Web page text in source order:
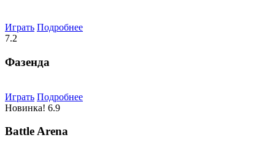
Играть Подробнее
7.2
Фазенда
Играть Подробнее
Новинка! 6.9
Battle Arena